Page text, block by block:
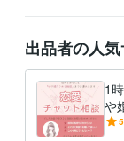
＊時間や相談内容で
い合わせください
経験職種
事務・ビジネスサ
出品者の人
1
や
女